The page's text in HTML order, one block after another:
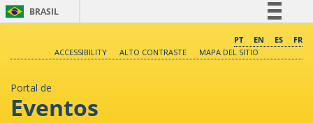
BRASIL
Comunica BR
PT EN ES
FR
ACCESSIBILITY
ALTO CONTRASTE MAPA DEL SITIO
Portal de
Eventos